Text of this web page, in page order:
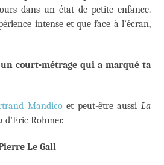
dans un état de petite enfance.
intense et que face à l’écran,
court-métrage qui a marqué ta
Mandicoet peut-être aussiLa
d’Eric Rohmer.
Le Gall